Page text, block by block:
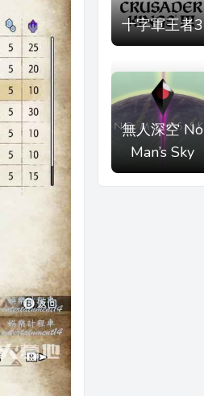
十字軍王者3
無人深空 No
Man’s Sky